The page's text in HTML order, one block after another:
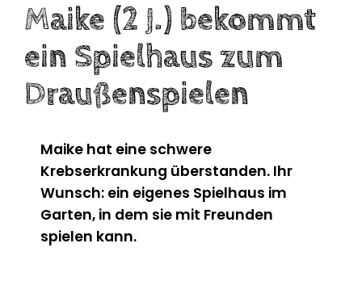
Maike (2 J.) bekommt
ein Spielhaus zum
Draußenspielen
Maike hat eine schwere
Krebserkrankung überstanden. Ihr
Wunsch: ein eigenes Spielhaus im
Garten, in dem sie mit Freunden
spielen kann.